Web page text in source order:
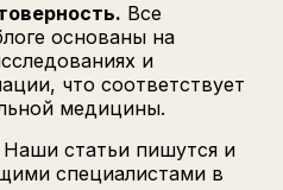
Все
основаны на
и
что соответствует
медицины.
Наши статьи пишутся и
специалистами в